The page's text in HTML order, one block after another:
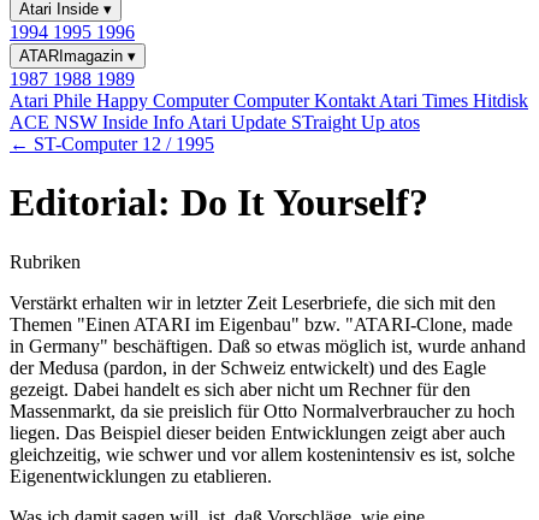
Atari Inside ▾
1994 1995 1996
ATARImagazin ▾
1987 1988 1989
Atari Phile Happy ComputerComputer Kontakt Atari Times Hitdisk
ACE NSW Inside Info Atari Update STraight Up atos
← ST-Computer 12 / 1995
Editorial: Do It Yourself?
Rubriken
Verstärkt erhalten wir in letzter Zeit Leserbriefe, die sich mit den
Themen "Einen ATARI im Eigenbau" bzw. "ATARI-Clone, made
in Germany" beschäftigen. Daß so etwas möglich ist, wurde anhand
der Medusa (pardon, in der Schweiz entwickelt) und des Eagle
gezeigt. Dabei handelt es sich aber nicht um Rechner für den
Massenmarkt, da sie preislich für Otto Normalverbraucher zu hoch
liegen. Das Beispiel dieser beiden Entwicklungen zeigt aber auch
gleichzeitig, wie schwer und vor allem kostenintensiv es ist, solche
Eigenentwicklungen zu etablieren.